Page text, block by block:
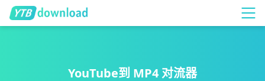
YouTube到 MP4 对流器